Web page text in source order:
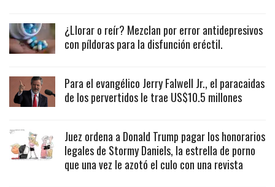
¿Llorar o reír? Mezclan por error antidepresivos
con píldoras para la disfunción eréctil.
Para el evangélico Jerry Falwell Jr., el paracaidas
de los pervertidos le trae US$10.5 millones
Juez ordena a Donald Trump pagar los honorarios
legales de Stormy Daniels, la estrella de porno
que una vez le azotó el culo con una revista